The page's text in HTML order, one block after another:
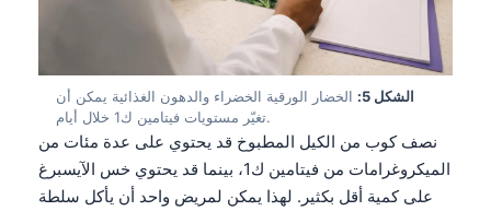
الشكل 5:
الخضار الورقية الخضراء والدهون الغذائية يمكن أن
تغيّر مستويات فيتامين ك1 خلال أيام.
نصف كوب من الكيل المطبوخ قد يحتوي على عدة مئات من
الميكروغرامات من فيتامين ك1، بينما قد يحتوي خس الآيسبرغ
على كمية أقل بكثير. لهذا يمكن لمريض واحد أن يأكل سلطة